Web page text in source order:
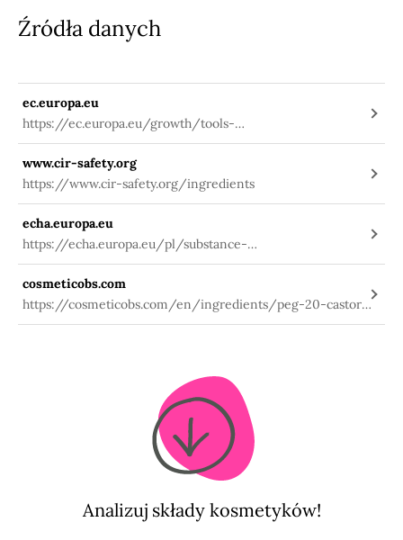
Źródła danych
ec.europa.eu
https://ec.europa.eu/growth/tools-
databases/cosing/index.cfm?
fuseaction=search.details_v2&id=78323
www.cir-safety.org
https://www.cir-safety.org/ingredients
echa.europa.eu
https://echa.europa.eu/pl/substance-
information/-/substanceinfo/100.105.647
cosmeticobs.com
https://cosmeticobs.com/en/ingredients/peg-20-castor-
oil-3898
Analizuj składy kosmetyków!